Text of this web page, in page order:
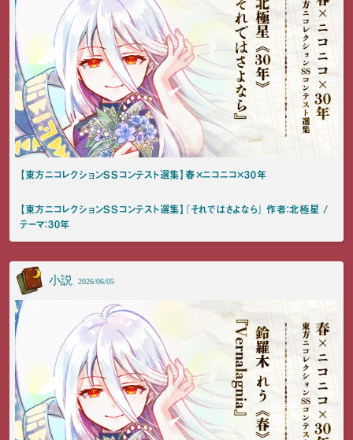
【東方ニコレクションSSコンテスト選集】春×ニコニコ×30年
【東方ニコレクションSSコンテスト選集】『それではさよなら』 作者：北極星 /
テーマ：30年
小説 2026/06/05